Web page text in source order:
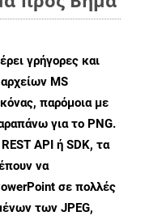
γρήγορες και
MS
παρόμοια με
για το PNG.
API ή SDK, τα
να
σε πολλές
των JPEG,